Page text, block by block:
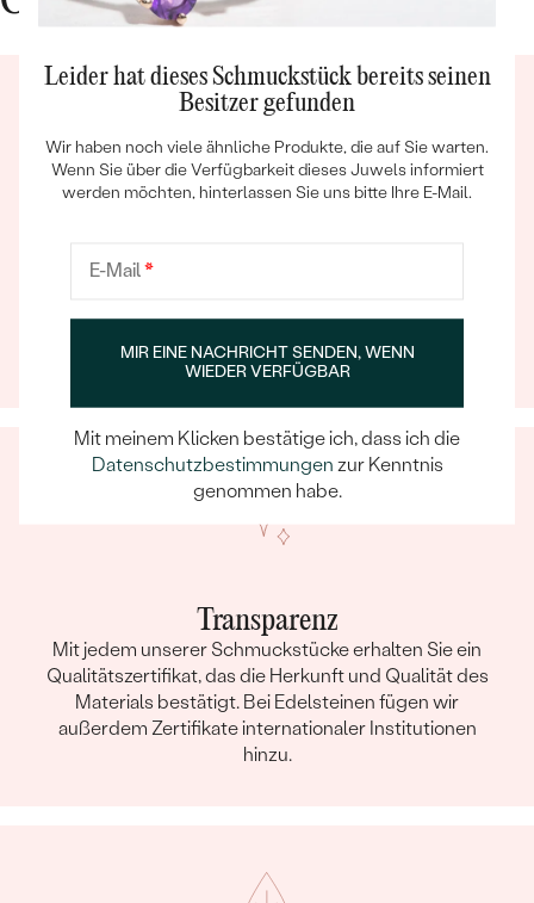
Wenn Sie online oder persönlich einkaufen, können Sie
sich darauf verlassen, dass unser Team dafür sorgt,
einem unvergesslichen Erlebnis wird.
Transparenz
Mit jedem unserer Schmuckstücke erhalten Sie ein
Qualitätszertifikat, das die Herkunft und Qualität des
Materials bestätigt. Bei Edelsteinen fügen wir
außerdem Zertifikate internationaler Institutionen
hinzu.
Leider hat dieses Schmuckstück bereits seinen
Besitzer gefunden
Wir haben noch viele ähnliche Produkte, die auf Sie warten.
Wenn Sie über die Verfügbarkeit dieses Juwels informiert
werden möchten, hinterlassen Sie uns bitte Ihre E-Mail.
E-Mail*
MIR EINE NACHRICHT SENDEN, WENN
WIEDER VERFÜGBAR
Mit meinem Klicken bestätige ich, dass ich die
Datenschutzbestimmungen zur Kenntnis
genommen habe.